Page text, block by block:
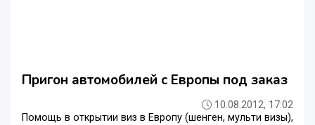
Пригон автомобилей с Европы под заказ
10.08.2012, 17:02
Помощь в открытии виз в Европу (шенген, мульти визы),